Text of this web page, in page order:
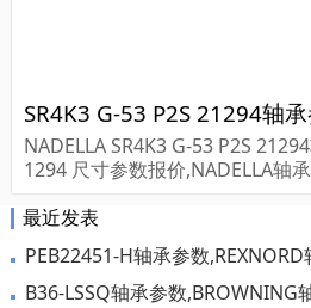
NADELLA SR4K3 G-53 P2S
1294 尺寸参数报价,NADELLA轴
最近发表
PEB22451-H轴承参数
B36-LSSQ轴承参数,BROWNING